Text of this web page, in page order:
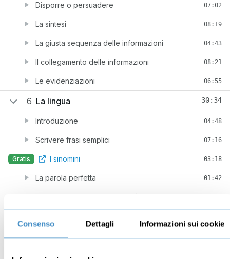
Consenso Dettagli Informazioni sui cookie
Disporre o persuadere 07:02
La sintesi 08:19
La giusta sequenza delle informazioni 04:43
Il collegamento delle informazioni 08:21
Le evidenziazioni 06:55
6 La lingua 30:34
Introduzione 04:48
Scrivere frasi semplici 07:16
Gratis I sinomini 03:18
La parola perfetta 01:42
Parole che non si possono più vedere